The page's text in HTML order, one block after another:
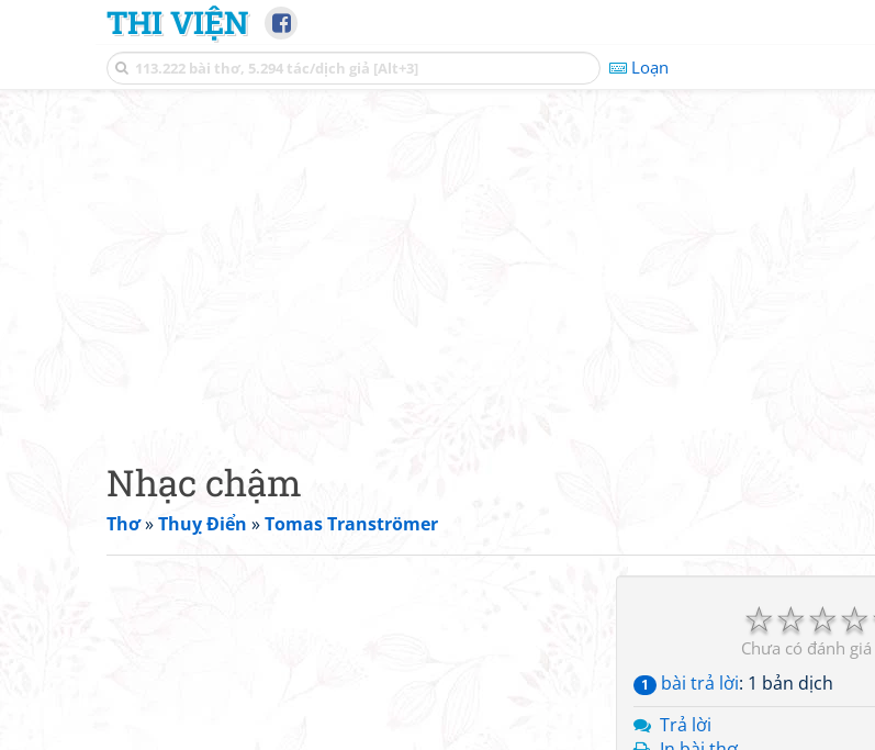
THI VIỆN
Loạn
Nhạc chậm
Thơ»Thuỵ Điển »Tomas Tranströmer
☆
☆
☆
☆
Chưa có đánh
1 bài trả lời: 1 bản dịch
Trả lời